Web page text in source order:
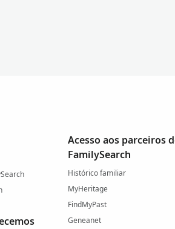
Acesso aos parceiros
FamilySearch
Histórico familiar
MyHeritage
FindMyPast
Geneanet